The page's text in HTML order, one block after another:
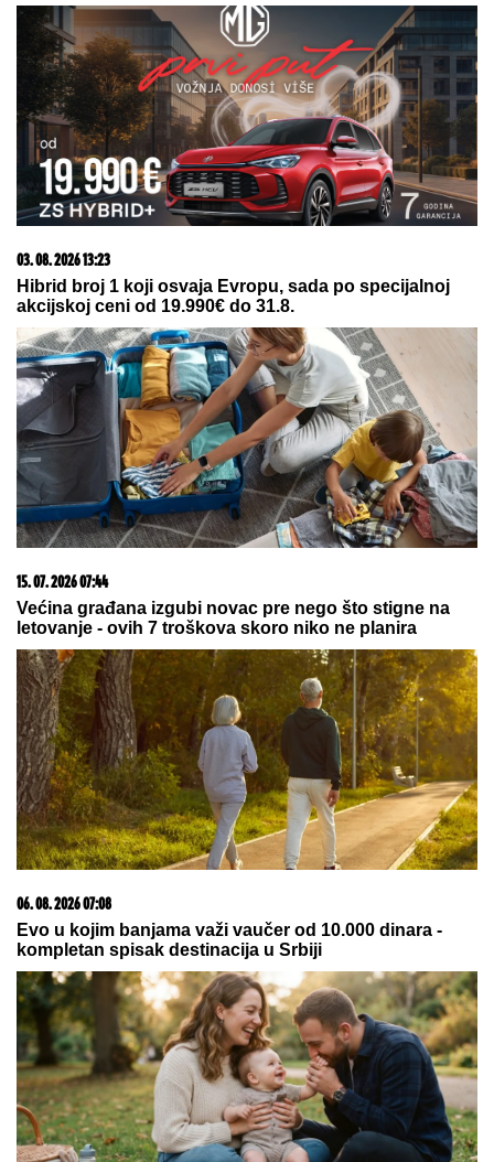
"Roditelji dovedu decu u Dom i više
se NE INTERESUJU ZA NJIH" brigu
o njima preuzimaju MONAHINJE IZ
POMORAVLJA koje su im i OTAC I
MAJKA! Veruje se da ih SVETA
PETKA ČUVA - priča koju svi treba
da znaju
(FOTO) MILICU VELIČKOVIĆ
ZADESILA NOVA NEPRIJATNOST NA
ADI BOJANIProlazi kroz agoniju,
nakon haosa sa Terzom
"KADA JE SHVATILA DA DOLAZI KRAJ TO NAM JE
TRAŽILA"Pevačica se lavovski borila sa
karcinomom, pred smrt imala samo jedan zahtev:
"Trudimo se da joj ispunimo želju"
Konobari u Baru presvisnuli od
muke kada su videli KOLIKI BAKŠIŠ
su dobili na račun od 80 evra! A svi
gledaju koliko košta GURMANSKA
PLJESKAVICA - i evo kako
komentarišu NAPOJNICU
Vic dana: Švaba na proputovanju
kroz Srbiju doživeo saobraćajku u
blizini Pirota...